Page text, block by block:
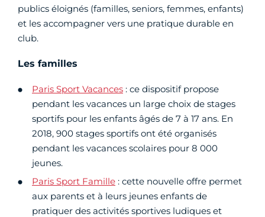
publics éloignés (familles, seniors, femmes, enfants)
et les accompagner vers une pratique durable en
club.
Les familles
Paris Sport Vacances : ce dispositif propose
pendant les vacances un large choix de stages
sportifs pour les enfants âgés de 7 à 17 ans. En
2018, 900 stages sportifs ont été organisés
pendant les vacances scolaires pour 8 000
jeunes.
Paris Sport Famille : cette nouvelle offre permet
aux parents et à leurs jeunes enfants de
pratiquer des activités sportives ludiques et